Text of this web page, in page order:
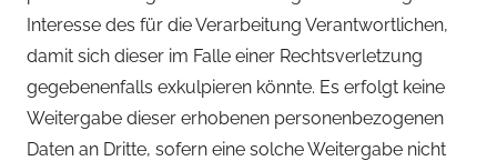
Interesse des für die Verarbeitung Verantwortlichen,
damit sich dieser im Falle einer Rechtsverletzung
gegebenenfalls exkulpieren könnte. Es erfolgt keine
Weitergabe dieser erhobenen personenbezogenen
Daten an Dritte, sofern eine solche Weitergabe nicht